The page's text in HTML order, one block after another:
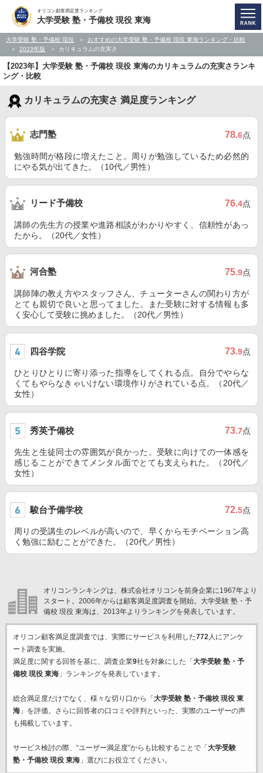
オリコン顧客満足度ランキング
大学受験 塾・予備校 現役 東海
大学受験 塾・予備校 現役
おすすめの大学受験 塾・予備校 現役 東海ランキング・比較
2023年版
カリキュラムの充実さ
【2023年】大学受験 塾・予備校 現役 東海のカリキュラムの充実さランキ
ング・比較
カリキュラムの充実さ 満足度ランキング
志門塾 78.6点
勉強時間が格段に増えたこと。周りが勉強しているため必然的
にやる気が出てきた。（10代／男性）
リード予備校 76.4点
講師の先生方の授業や進路相談がわかりやすく、信頼性があっ
たから。（20代／女性）
河合塾 75.9点
講師陣の教え方やスタッフさん、チューターさんの関わり方が
とても親切で良いと思ってました。また受験に対する情報も多
く安心して受験に挑めました。（20代／男性）
四谷学院 73.9点
ひとりひとりに寄り添った指導をしてくれる点。自分でやらな
くてもやらなきゃいけない環境作りがされている点。（20代／
女性）
秀英予備校 73.7点
先生と生徒同士の雰囲気が良かった。受験に向けての一体感を
感じることができてメンタル面でとても支えられた。（20代／
女性）
駿台予備学校 72.5点
周りの受講生のレベルが高いので、早くからモチベーション高
く勉強に励むことができた。（20代／男性）
オリコンランキングは、株式会社オリコンを前身企業に1967年より
スタート。2006年からは顧客満足度調査を開始。大学受験 塾・予
備校 現役 東海は、2013年よりランキングを発表しています。
オリコン顧客満足度調査では、実際にサービスを利用した772人にアンケ
ート調査を実施。
満足度に関する回答を基に、調査企業9社を対象にした「 大学受験 塾・予
備校 現役 東海」ランキングを発表しています。
総合満足度だけでなく、様々な切り口から「 大学受験 塾・予備校 現役 東
海」を評価。さらに回答者の口コミや評判といった、実際のユーザーの声
も掲載しています。
サービス検討の際、“ユーザー満足度”からも比較することで「 大学受験
塾・予備校 現役 東海」選びにお役立てください。